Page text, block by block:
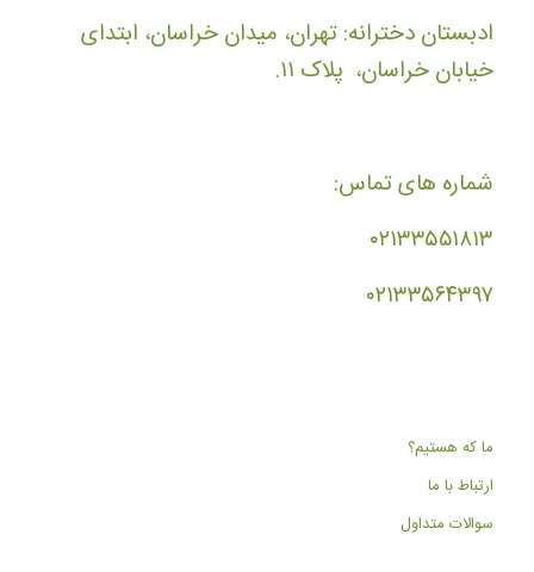
ادبستان دخترانه: تهران، میدان خراسان، ابتدای
خیابان خراسان، پلاک ۱۱.
شماره های تماس:
۰۲۱۳۳۵۵۱۸۱۳
۰۲۱۳۳۵۶۴۳۹۷
ما که هستیم؟
ارتباط با ما
سوالات متداول